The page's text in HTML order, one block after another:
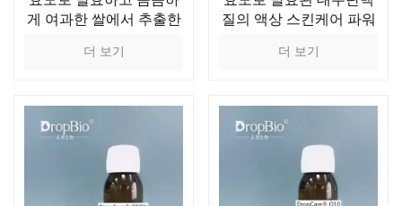
게 여과한 쌀에서 추출한
더 보기
질의 액상 스킨케어 파워
더 보기